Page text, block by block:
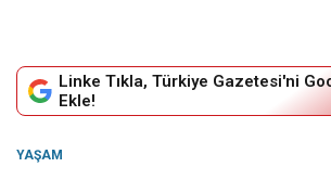
Linke Tıkla, Türkiye Gazetesi'ni
Ekle!
YAŞAM